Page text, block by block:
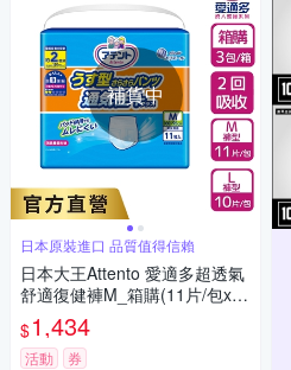
補貨中
日本原裝進口 品質值得信賴
日本大王Attento 愛適多超透氣
舒適復健褲M_箱購(11片/包x6
包)
$1,434
活動 券